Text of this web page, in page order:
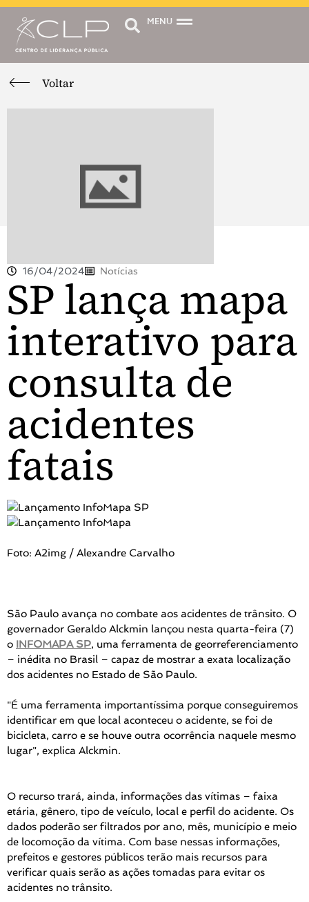
MENU
Voltar
16/04/2024 Notícias
SP lança mapa
interativo para
consulta de
acidentes
fatais
Foto: A2img / Alexandre Carvalho
São Paulo avança no combate aos acidentes de trânsito. O
governador Geraldo Alckmin lançou nesta quarta-feira (7)
o INFOMAPA SP, uma ferramenta de georreferenciamento
– inédita no Brasil – capaz de mostrar a exata localização
dos acidentes no Estado de São Paulo.
"É uma ferramenta importantíssima porque conseguiremos
identificar em que local aconteceu o acidente, se foi de
bicicleta, carro e se houve outra ocorrência naquele mesmo
lugar", explica Alckmin.
O recurso trará, ainda, informações das vítimas – faixa
etária, gênero, tipo de veículo, local e perfil do acidente. Os
dados poderão ser filtrados por ano, mês, município e meio
de locomoção da vítima. Com base nessas informações,
prefeitos e gestores públicos terão mais recursos para
verificar quais serão as ações tomadas para evitar os
acidentes no trânsito.